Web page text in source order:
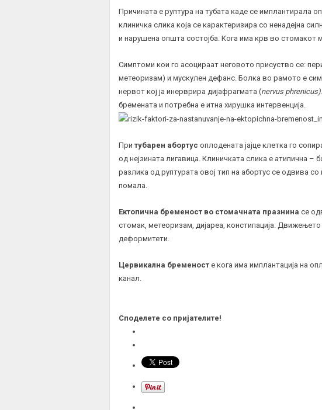
Причината е руптура на тубата каде се имплантирала
клиничка слика која се карактеризира со ненадејна
и нарушена општа состојба. Кога има крв во стомакот
Симптоми кои го асоцираат неговото присуство се:
метеоризам) и мускулен дефанс. Болка во рамото е
нервот кој ја инерврира дијафрагмата (nervus phrenicus)
бремената и потребна е итна хирушка интервенција.
При тубарен абортус оплодената јајце клетка го
од нејзината лигавица. Клиничката слика е атипична –
разлика од руптурата овој тип на абортус се одвива
помала.
Ектопична бременост во стомачната празнина се
стомак, метеоризам, дијареа, констипација.
деформитети.
Цервикална бременост е кога има имплантација на
канал.
Споделете со пријателите!